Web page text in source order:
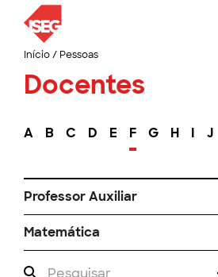
Início/ Pessoas
Docentes
A B C D E F G H I J
Professor Auxiliar
Matemática